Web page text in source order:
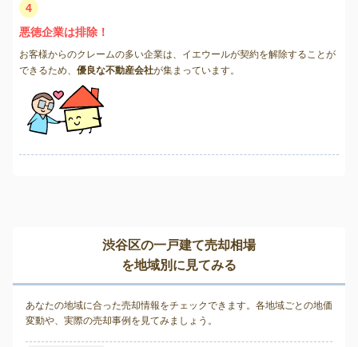
4
悪徳企業は排除！
お客様からのクレームの多い企業は、イエウールが契約を解除することが
できるため、 優良な不動産会社が集まっています。
渋谷区の一戸建て売却相場
を地域別に見てみる
あなたの地域に合った売却情報をチェックできます。各地域ごとの地価
変動や、実際の売却事例を見てみましょう。